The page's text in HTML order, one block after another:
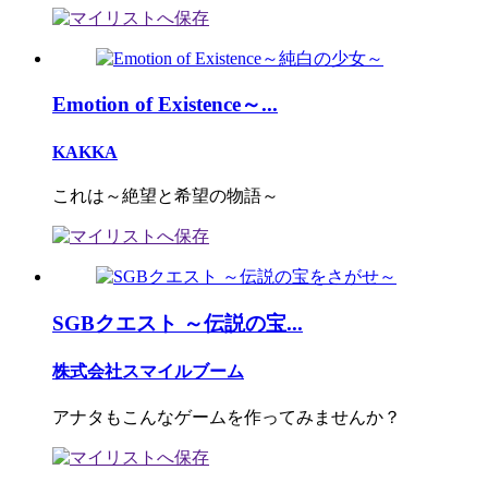
Emotion of Existence～...
KAKKA
これは～絶望と希望の物語～
SGBクエスト ～伝説の宝...
株式会社スマイルブーム
アナタもこんなゲームを作ってみませんか？